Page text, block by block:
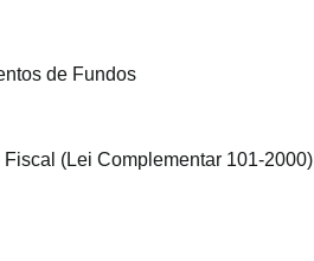
de Fundos
(Lei Complementar 101-2000)